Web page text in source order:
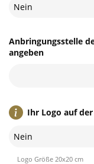
Nein
Anbringungsstelle
angeben
Ihr Logo auf
Nein
Logo Größe 20x20 cm